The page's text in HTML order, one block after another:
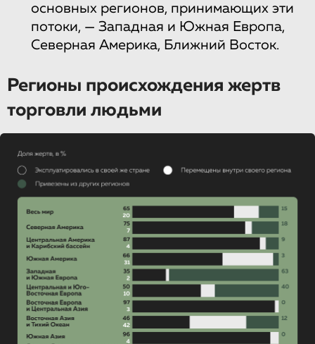
основных регионов, принимающих эти
потоки, — Западная и Южная Европа,
Северная Америка, Ближний Восток.
Регионы происхождения жертв
торговли людьми